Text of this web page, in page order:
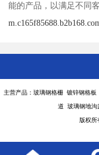
能的产品，以满足不同
主营产品：玻璃钢格栅 镀锌钢格
道 玻璃钢地沟
版权所